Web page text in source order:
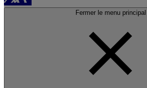
Fermer le menu principal